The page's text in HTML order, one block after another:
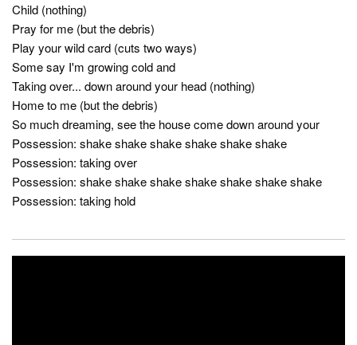
Child (nothing)
Pray for me (but the debris)
Play your wild card (cuts two ways)
Some say I'm growing cold and
Taking over... down around your head (nothing)
Home to me (but the debris)
So much dreaming, see the house come down around your
Possession: shake shake shake shake shake shake
Possession: taking over
Possession: shake shake shake shake shake shake shake
Possession: taking hold